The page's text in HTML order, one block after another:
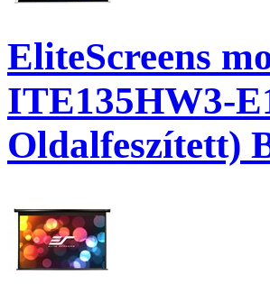
EliteScreens
ITE135HW3-
Oldalfeszített)